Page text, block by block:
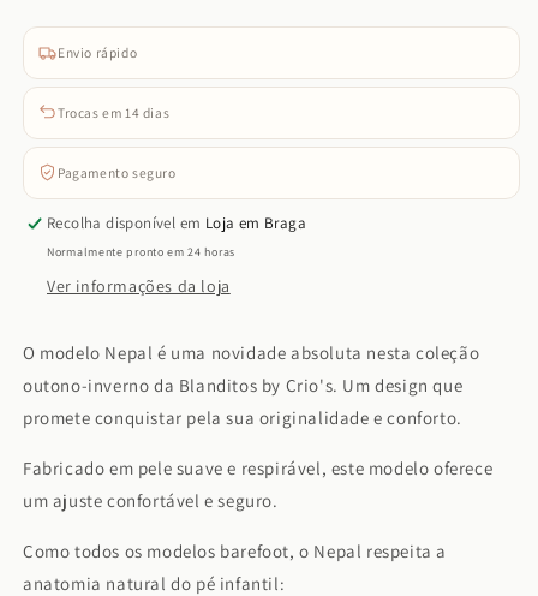
Envio rápido
Trocas em 14 dias
Pagamento seguro
Recolha disponível em Loja em Braga
Normalmente pronto em 24 horas
Ver informações da loja
O modelo Nepal é uma novidade absoluta nesta coleção
outono-inverno da Blanditos by Crio's. Um design que
promete conquistar pela sua originalidade e conforto.
Fabricado em pele suave e respirável, este modelo oferece
um ajuste confortável e seguro.
Como todos os modelos barefoot, o Nepal respeita a
anatomia natural do pé infantil: